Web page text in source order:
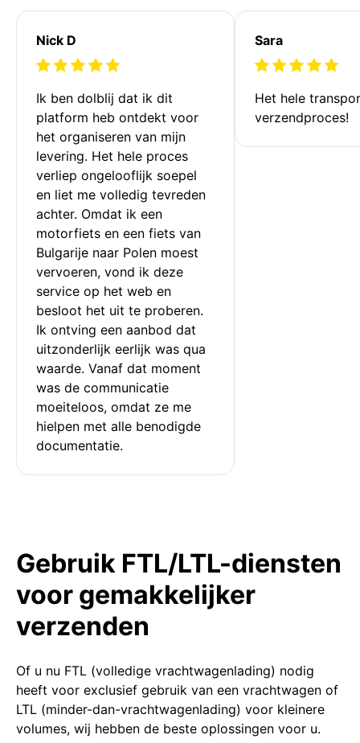
Nick D
Ik ben dolblij dat ik dit
platform heb ontdekt voor
het organiseren van mijn
levering. Het hele proces
verliep ongelooflijk soepel
en liet me volledig tevreden
achter. Omdat ik een
motorfiets en een fiets van
Bulgarije naar Polen moest
vervoeren, vond ik deze
service op het web en
besloot het uit te proberen.
Ik ontving een aanbod dat
uitzonderlijk eerlijk was qua
waarde. Vanaf dat moment
was de communicatie
moeiteloos, omdat ze me
hielpen met alle benodigde
documentatie.
Sara
Het hele
verzendproces!
Gebruik FTL/LTL-diensten
voor gemakkelijker
verzenden
Of u nu FTL (volledige vrachtwagenlading) nodig
heeft voor exclusief gebruik van een vrachtwagen of
LTL (minder-dan-vrachtwagenlading) voor kleinere
volumes, wij hebben de beste oplossingen voor u.